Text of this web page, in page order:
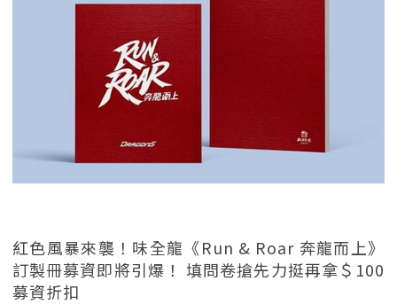
紅色風暴來襲！味全龍《Run & Roar 奔龍而上》
訂製冊募資即將引爆！ 填問卷搶先力挺再拿＄100
募資折扣